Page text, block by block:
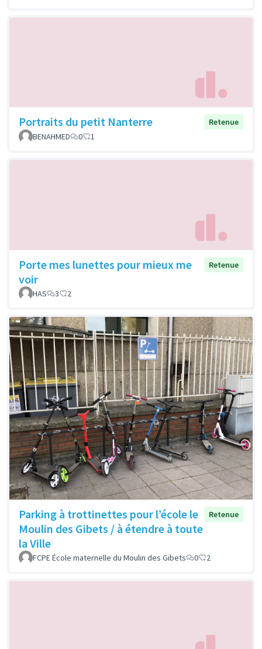
Portraits du petit Nanterre
Retenue
BENAHMED
0 1
Porte mes lunettes pour mieux me
voir
Retenue
HAS 3 2
Parking à trottinettes pour l’école le
Moulin des Gibets / à étendre à toute
la Ville
Retenue
FCPE École maternelle du Moulin des Gibets 0 2